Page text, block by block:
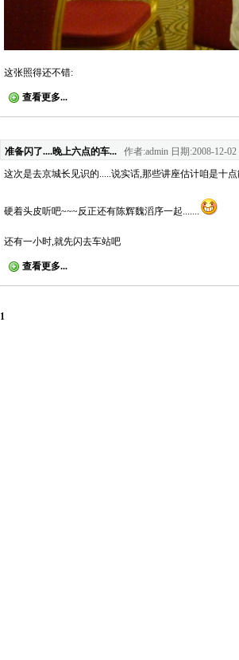
这张照得还不错:
查看更多...
准备闪了....晚上六点的车...
作者:admin 日期:2008-12-02
这次是去京城长见识的.....说实话,那些讲座估计咱是十
硬着头皮听吧~~~反正还有陈辉魏滔序一起.......
还有一小时,就先闪去车站吧
查看更多...
1